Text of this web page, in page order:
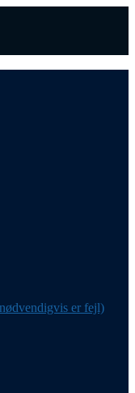
er fejl)